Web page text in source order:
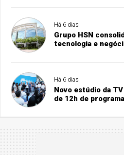
Há 6 dias
Grupo HSN
tecnologia e
Há 6 dias
Novo estúdio da
de 12h de